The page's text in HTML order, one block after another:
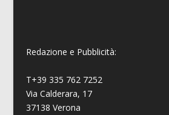
Redazione e Pubblicità:
T+39 335 762 7252
Via Calderara, 17
37138 Verona